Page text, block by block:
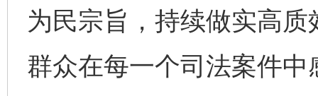
为民宗旨，持续做实高
群众在每一个司法案件